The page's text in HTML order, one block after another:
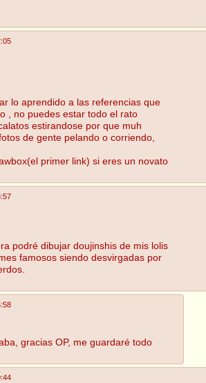
lo aprendido a las referencias que
, no puedes estar todo el rato
estirandose por que muh
de gente pelando o corriendo,
primer link) si eres un novato
podré dibujar doujinshis de mis lolis
famosos siendo desvirgadas por
gracias OP, me guardaré todo